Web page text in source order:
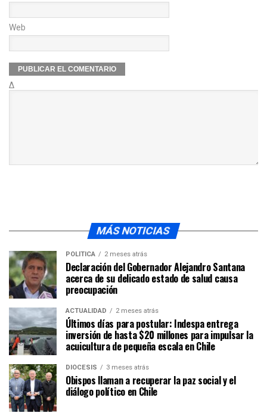
Web
Δ
MÁS NOTICIAS
POLÍTICA 2 meses atrás
Declaración del Gobernador Alejandro Santana
acerca de su delicado estado de salud causa
preocupación
ACTUALIDAD 2 meses atrás
Últimos días para postular: Indespa entrega
inversión de hasta $20 millones para impulsar la
acuicultura de pequeña escala en Chile
DIÓCESIS 3 meses atrás
Obispos llaman a recuperar la paz social y el
diálogo político en Chile